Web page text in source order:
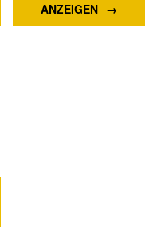
ANZEIGEN